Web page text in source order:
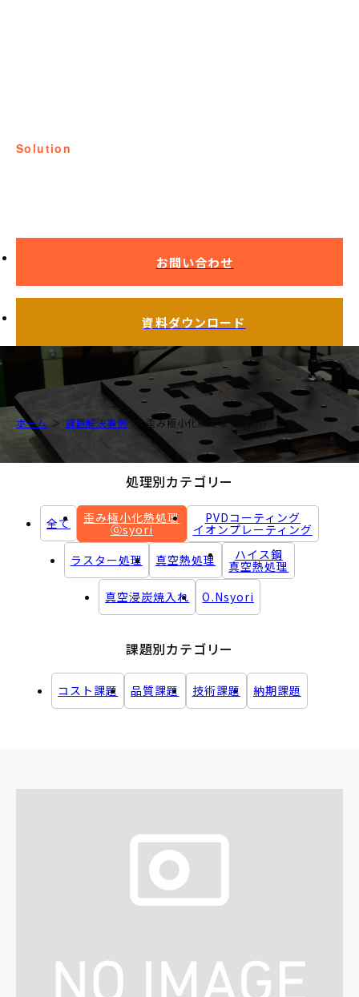
solution
お問い合わせ
資料ダウンロード
ホーム 課題解決事例 歪み極小化熱処理 Ⓖsyori
処理別カテゴリー
全て 歪み極小化熱処理
Ⓖsyori
PVDコーティング
イオンプレーティング
ラスター処理
真空熱処理 ハイス鋼
真空熱処理
真空浸炭焼入れ
O.Nsyori
課題別カテゴリー
コスト課題 品質課題 技術課題 納期課題